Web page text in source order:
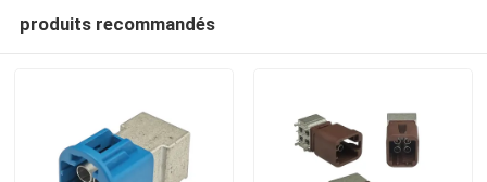
produits recommandés